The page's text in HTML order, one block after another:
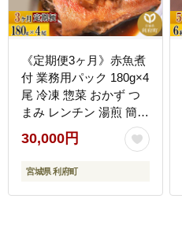
《定期便3ヶ月》赤魚煮
付 業務用パック 180g×4
尾 冷凍 惣菜 おかず つ
まみ レンチン 湯煎 簡単
煮物 煮付 煮魚 [煮魚 し
ょうが煮 生姜煮 赤魚 ア
カウオ 冷凍 惣菜 おかず
単 煮物 煮付]
30,000円
宮城県 利府町